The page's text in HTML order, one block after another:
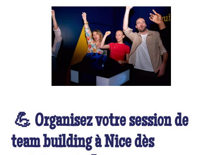
💪 Organisez votre session de
team building à Nice dès